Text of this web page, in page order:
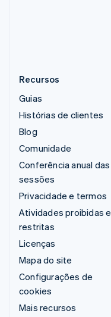
Recursos
Guias
Histórias de clientes
Blog
Comunidade
Conferência anual das
sessões
Privacidade e termos
Atividades proibidas e
restritas
Licenças
Mapa do site
Configurações de
cookies
Mais recursos